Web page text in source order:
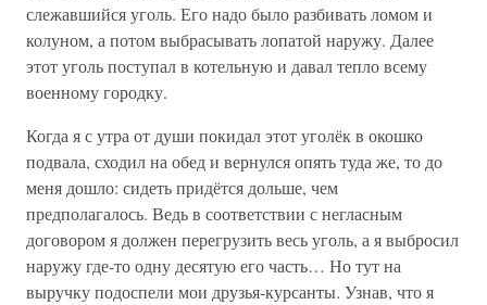
слежавшийся уголь. Его надо было разбивать ломом и
колуном, а потом выбрасывать лопатой наружу. Далее
этот уголь поступал в котельную и давал тепло всему
военному городку.
Когда я с утра от души покидал этот уголёк в окошко
подвала, сходил на обед и вернулся опять туда же, то до
меня дошло: сидеть придётся дольше, чем
предполагалось. Ведь в соответствии с негласным
договором я должен перегрузить весь уголь, а я выбросил
наружу где-то одну десятую его часть… Но тут на
выручку подоспели мои друзья-курсанты. Узнав, что я